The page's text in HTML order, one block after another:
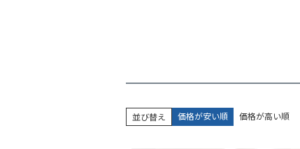
並び替え 価格が安い順 価格が高い順